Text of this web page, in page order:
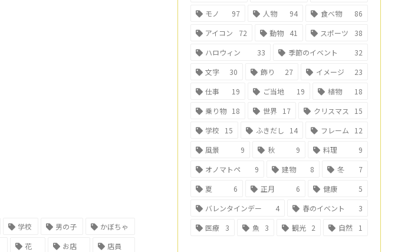
学校 男の子
かぼちゃ
花 お店 店員
モノ
97 人物 94 食べ物
86
アイコン
72 動物 41 スポーツ
38
ハロウィン
33 季節のイベント
32
文字
30 飾り 27 イメージ
23
仕事
19 ご当地 19 植物
18
乗り物 18 世界 17 クリスマス
15
学校
15 ふきだし 14 フレーム
12
風景
9 秋 9 料理
9
オノマトペ
9 建物 8 冬
7
夏
6 正月 6 健康
5
バレンタインデー
4 春のイベント
3
医療
3 魚 3 観光 2 自然 1